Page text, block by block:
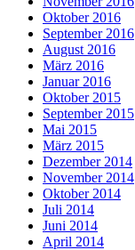
Oktober 2016
September 2016
August 2016
März 2016
Januar 2016
Oktober 2015
September 2015
Mai 2015
März 2015
Dezember 2014
November 2014
Oktober 2014
Juli 2014
Juni 2014
April 2014